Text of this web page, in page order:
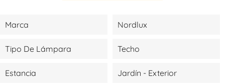
Marca Nordlux
Tipo De Lámpara Techo
Estancia Jardín - Exterior